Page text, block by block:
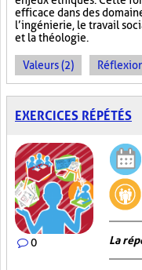
efficace dans des
l’ingénierie, le travail
et la théologie.
Valeurs (2)
EXERCICES RÉPÉTÉS
0 La